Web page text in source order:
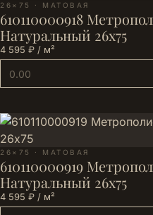
26×75 · МАТОВАЯ
610110000918
Натуральный 26х75
4 595 ₽ / м²
26×75 · МАТОВАЯ
610110000919
Натуральный 26х75
4 595 ₽ / м²